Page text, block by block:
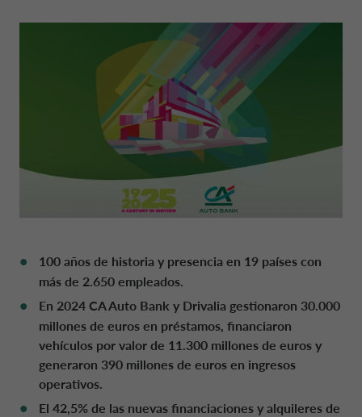
MOBILITY BY DRIVALIA
QUIÉNES SOMOSCÓDIGO DE CONDUCTA
SOSTENIBILIDAD
CONTÁCTANOS
MY CA AUTO BANK
ESPAÑA CA AUTO BANK
DINAMARCA CA AUTO FINANCE
FRANCIA CA AUTO BANK
GRECIA CA AUTO BANK
IRLANDA CA AUTO BANK
PAÍSES BAJOS CA AUTO FINANCE
POLONIA CA AUTO BANK
100 años de historia y presencia en 19 países con
más de 2.650 empleados.
En 2024 CA Auto Bank y Drivalia gestionaron 30.000
millones de euros en préstamos, financiaron
vehículos por valor de 11.300 millones de euros y
generaron 390 millones de euros en ingresos
operativos.
El 42,5% de las nuevas financiaciones y alquileres de